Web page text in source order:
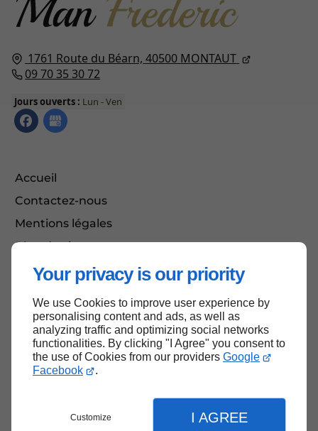
Your privacy is our priority
We use Cookies to improve user experience by
personalising content and ads, as well as
analyzing traffic and optimizing social networks
functionalities. By clicking "I Agree" you consent to
the use of Cookies from our providers Google
Facebook
.
Customize I AGREE
1761 Route du Béarn, 40500 MONTAUT
09 70 35 30 72
Jours ouverts : Lun - Ven
Accueil
Contactez-nous
Mentions légales
Plan du site
Haut de page